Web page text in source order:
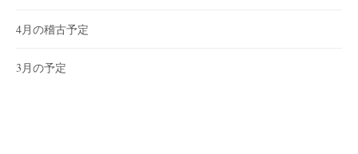
4月の稽古予定
3月の予定